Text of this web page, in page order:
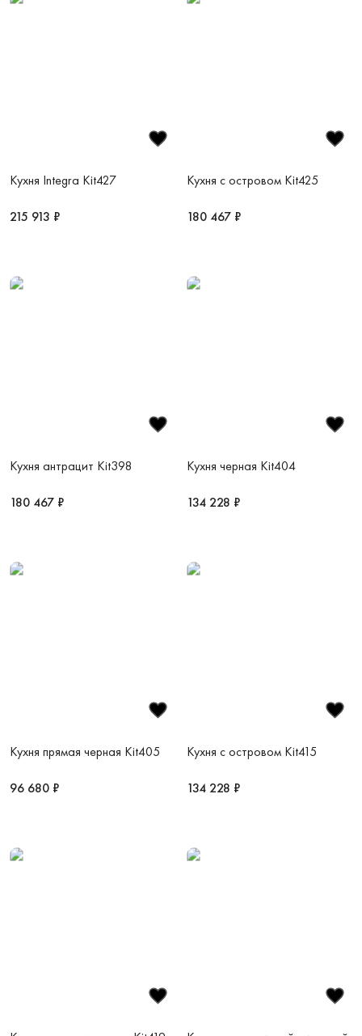
Кухня Integra Kit427
215 913 ₽
Кухня с островом Kit425
180 467 ₽
Кухня антрацит Kit398
180 467 ₽
Кухня черная Kit404
134 228 ₽
Кухня прямая черная Kit405
96 680 ₽
Кухня с островом Kit415
134 228 ₽